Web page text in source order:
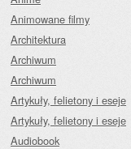
Animowane filmy
Architektura
Archiwum
Archiwum
Artykuły, felietony i eseje
Artykuły, felietony i eseje
Audiobook